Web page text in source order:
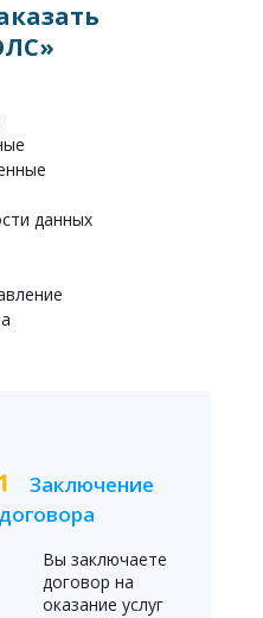
данных
Заключение
договора
Вы заключаете
договор на
оказание услуг